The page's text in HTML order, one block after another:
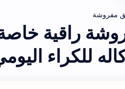
مفروشة
للكراء